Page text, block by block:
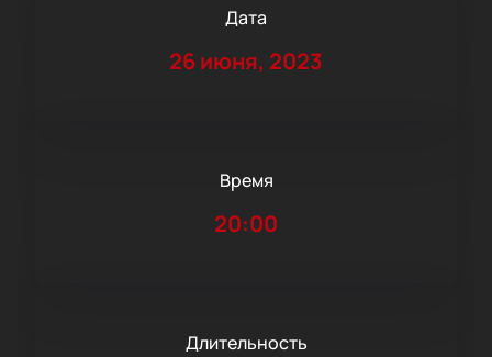
Дата
26 июня, 2023
Время
20:00
Длительность